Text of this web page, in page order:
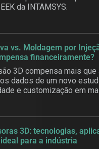
da INTAMSYS.
vs. Moldagem por
financeiramente?
3D compensa mais que
dados de um novo
e customização em
3D: tecnologias,
para a indústria